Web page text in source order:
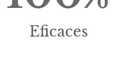
Eficaces